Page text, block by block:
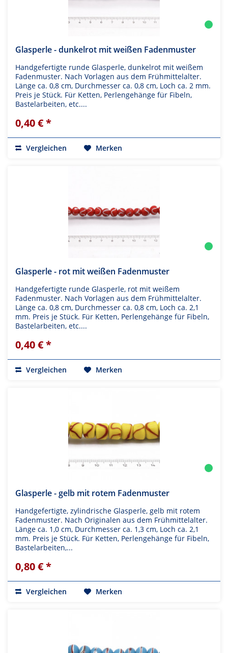
Glasperle - dunkelrot mit weißen Fadenmuster
Handgefertigte runde Glasperle, dunkelrot mit weißem
Fadenmuster. Nach Vorlagen aus dem Frühmittelalter.
Länge ca. 0,8 cm, Durchmesser ca. 0,8 cm, Loch ca. 2 mm.
Preis je Stück. Für Ketten, Perlengehänge für Fibeln,
Bastelarbeiten, etc....
0,40 € *
Vergleichen Merken
Glasperle - rot mit weißen Fadenmuster
Handgefertigte runde Glasperle, rot mit weißem
Fadenmuster. Nach Vorlagen aus dem Frühmittelalter.
Länge ca. 0,8 cm, Durchmesser ca. 0,8 cm, Loch ca. 2,1
mm. Preis je Stück. Für Ketten, Perlengehänge für Fibeln,
Bastelarbeiten, etc....
0,40 € *
Vergleichen Merken
Glasperle - gelb mit rotem Fadenmuster
Handgefertigte, zylindrische Glasperle, gelb mit rotem
Fadenmuster. Nach Originalen aus dem Frühmittelalter.
Länge ca. 1,0 cm, Durchmesser ca. 1,3 cm, Loch ca. 2,1
mm. Preis je Stück. Für Ketten, Perlengehänge für Fibeln,
Bastelarbeiten,...
0,80 € *
Vergleichen Merken